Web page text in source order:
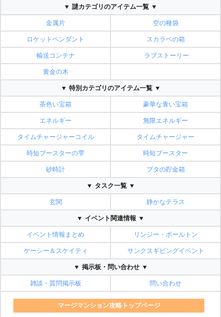
▼ 謎カテゴリのアイテム一覧 ▼
金属片 空の種袋
ロケットペンダント スカラベの箱
輸送コンテナ ラブストーリー
黄金の木
▼ 特別カテゴリのアイテム一覧 ▼
茶色い宝箱 豪華な青い宝箱
エネルギー 無限エネルギー
タイムチャージャーコイル タイムチャージャー
時短ブースターの雫 時短ブースター
砂時計 ブタの貯金箱
▼ タスク一覧 ▼
玄関 静かなテラス
▼ イベント関連情報 ▼
イベント情報まとめ リンジー・ボールトン
ケーシー＆スケイティ サンクスギビングイベント
▼ 掲示板・問い合わせ ▼
雑談・質問掲示板 問い合わせ
マージマンション攻略トップページ